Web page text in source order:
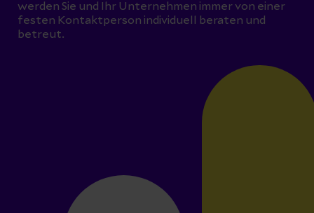
werden Sie und Ihr Unternehmen immer von einer
festen Kontaktperson individuell beraten und
betreut.